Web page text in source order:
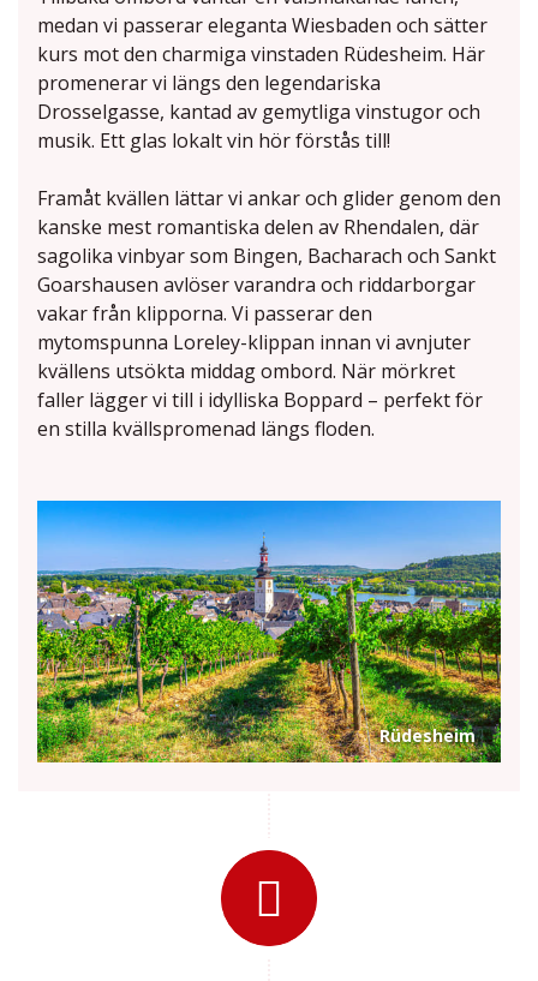
medan vi passerar eleganta Wiesbaden och sätter
kurs mot den charmiga vinstaden Rüdesheim. Här
promenerar vi längs den legendariska
Drosselgasse, kantad av gemytliga vinstugor och
musik. Ett glas lokalt vin hör förstås till!
Framåt kvällen lättar vi ankar och glider genom den
kanske mest romantiska delen av Rhendalen, där
sagolika vinbyar som Bingen, Bacharach och Sankt
Goarshausen avlöser varandra och riddarborgar
vakar från klipporna. Vi passerar den
mytomspunna Loreley-klippan innan vi avnjuter
kvällens utsökta middag ombord. När mörkret
faller lägger vi till i idylliska Boppard – perfekt för
en stilla kvällspromenad längs floden.
Rüdesheim